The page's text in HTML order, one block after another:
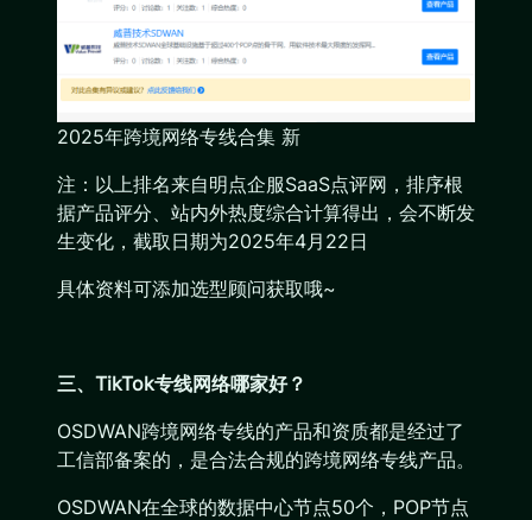
2025年跨境网络专线合集 新
注：以上排名来自明点企服SaaS点评网，排序根
据产品评分、站内外热度综合计算得出，会不断发
生变化，截取日期为2025年4月22日
具体资料可添加选型顾问获取哦~
三、 TikTok专线网络哪家好？
OSDWAN跨境网络专线的产品和资质都是经过了
工信部备案的，是合法合规的跨境网络专线产品。
OSDWAN在全球的数据中心节点50个，POP节点